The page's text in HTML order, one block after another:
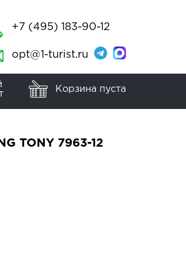
+7 (495) 183-90-12
opt@1-turist.ru
Корзина пуста
TONY 7963-12